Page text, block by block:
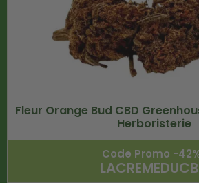
Fleur Orange Bud CBD
Herboristerie
Code Promo -